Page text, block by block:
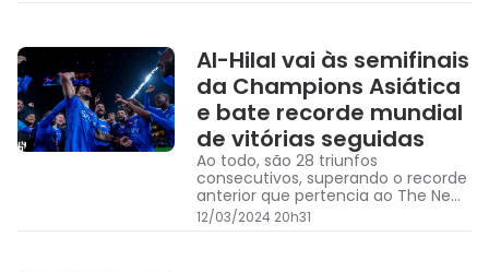
Al-Hilal vai às semifinais
da Champions Asiática
e bate recorde mundial
de vitórias seguidas
Ao todo, são 28 triunfos
consecutivos, superando o recorde
anterior que pertencia ao The New
Saints, do País de Gales
12/03/2024 20h31